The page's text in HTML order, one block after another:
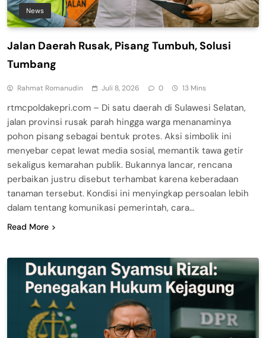
News
Jalan Daerah Rusak, Pisang Tumbuh, Solusi
Tumbang
Rahmat Romanudin Juli 8, 2026 0 13 Mins
rtmcpoldakepri.com – Di satu daerah di Sulawesi Selatan,
jalan provinsi rusak parah hingga warga menanaminya
pohon pisang sebagai bentuk protes. Aksi simbolik ini
menyebar cepat lewat media sosial, memantik tawa getir
sekaligus kemarahan publik. Bukannya lancar, rencana
perbaikan justru disebut terhambat karena keberadaan
tanaman tersebut. Kondisi ini menyingkap persoalan lebih
dalam tentang komunikasi pemerintah, cara…
Read More